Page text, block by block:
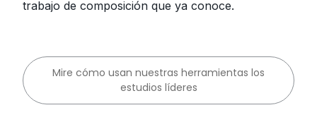
trabajo de composición que ya conoce.
Mire cómo usan nuestras herramientas los
estudios líderes